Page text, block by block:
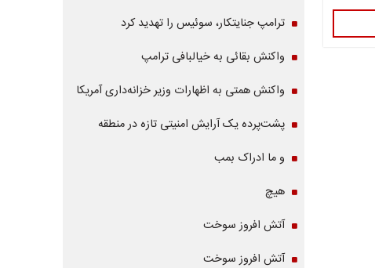
ترامپ جنایتکار، سوئیس را تهدید کرد
واکنش بقائی به خیالبافی ترامپ
واکنش همتی به اظهارات وزیر خزانه‌داری آمریکا
پشت‌پرده یک آرایش امنیتی تازه در منطقه
و ما ادراک بمب
هیچ
آتش افروز سوخت
آتش افروز سوخت